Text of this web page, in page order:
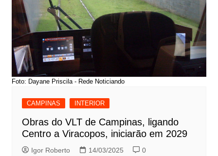
Foto: Dayane Priscila - Rede Noticiando
CAMPINAS INTERIOR
Obras do VLT de Campinas, ligando
Centro a Viracopos, iniciarão em 2029
Igor Roberto 14/03/2025 0